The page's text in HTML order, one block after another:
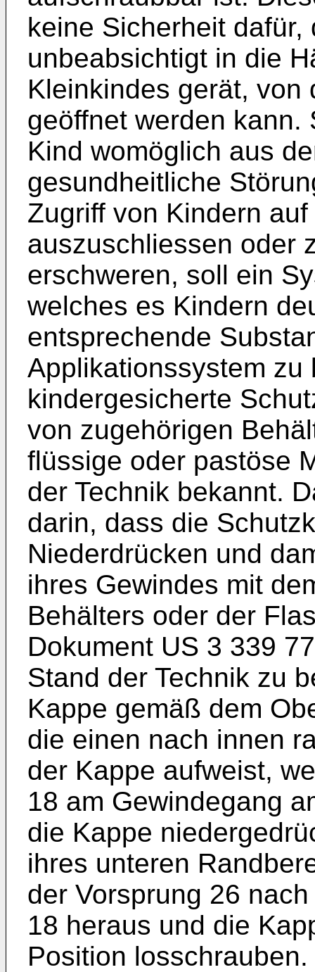
keine Sicherheit
unbeabsichtigt in die
Kleinkindes gerät, von
geöffnet werden kann.
Kind womöglich aus
gesundheitliche
Zugriff von Kindern
auszuschliessen oder
erschweren, soll ein
welches es Kindern
entsprechende
Applikationssystem zu
kindergesicherte
von zugehörigen
flüssige oder pastöse
der Technik bekannt.
darin, dass die
Niederdrücken und
ihres Gewindes mit
Behälters oder der
Dokument US 3 339
Stand der Technik zu
Kappe gemäß dem
die einen nach innen
der Kappe aufweist,
18 am Gewindegang
die Kappe
ihres unteren
der Vorsprung 26
18 heraus und die
Position losschrauben.